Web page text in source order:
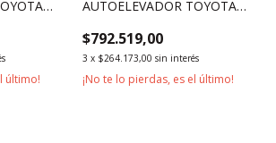
último!
AUTOELEVADOR TOYOTA
$792.519,00
3 x $264.173,00 sin interés
¡No te lo pierdas, es el último!